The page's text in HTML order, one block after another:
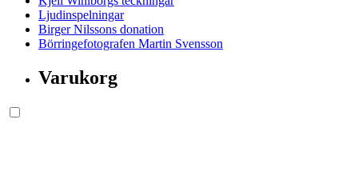
Ljudinspelningar
Birger Nilssons donation
Börringefotografen Martin Svensson
Varukorg